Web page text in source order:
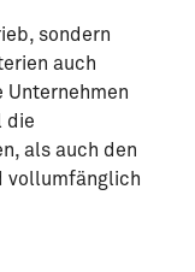
sondern
auch
Unternehmen
die
als auch den
vollumfänglich